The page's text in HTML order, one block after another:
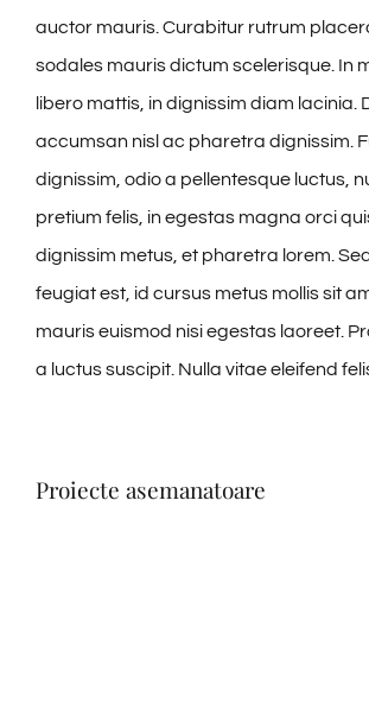
auctor mauris. Curabitur rutrum
sodales mauris dictum scelerisque. In
libero mattis, in dignissim diam lacinia.
accumsan nisl ac pharetra dignissim.
dignissim, odio a pellentesque luctus,
pretium felis, in egestas magna orci
dignissim metus, et pharetra lorem.
feugiat est, id cursus metus mollis sit
mauris euismod nisi egestas laoreet.
a luctus suscipit. Nulla vitae eleifend
Proiecte asemanatoare